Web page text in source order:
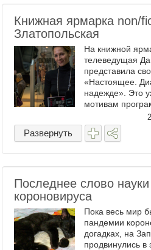
Книжная ярмарка non/
Златопольская
На книжной
телеведущая
представила
«Настоящее.
надежде». Это
мотивам
подготовлена
интервью. 1.
Развернуть
Последнее слово
короновируса
Пока весь мир
пандемии
догадках, на
продвинулись